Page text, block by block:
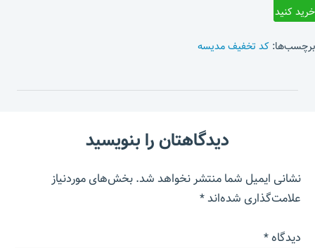
خرید کنید
برچسب‌ها: کد تخفیف مدیسه
دیدگاهتان را بنویسید
نشانی ایمیل شما منتشر نخواهد شد.بخش‌های موردنیاز
علامت‌گذاری شده‌اند*
دیدگاه*